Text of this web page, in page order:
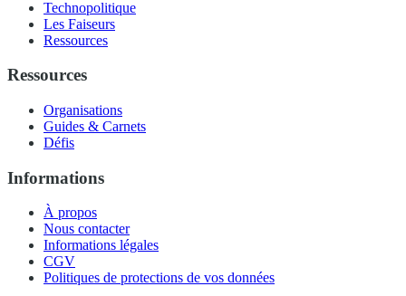
Technopolitique
Les Faiseurs
Ressources
Ressources
Organisations
Guides & Carnets
Défis
Informations
À propos
Nous contacter
Informations légales
CGV
Politiques de protections de vos données